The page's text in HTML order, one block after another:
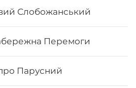
Слобожанський
Перемоги
Парусний
рис, лосось, сир філадельфія,